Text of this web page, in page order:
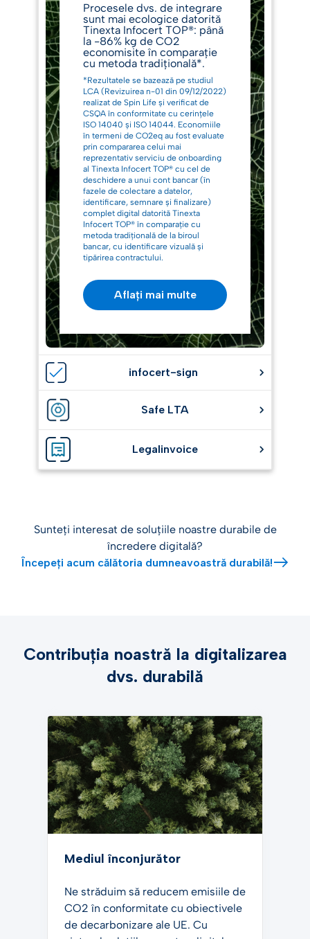
Procesele dvs. de integrare
sunt mai ecologice datorită
Tinexta Infocert TOP®: până
la -86% kg de CO2
economisite în comparație
cu metoda tradițională*.
*Rezultatele se bazează pe studiul
LCA (Revizuirea n-01 din 09/12/2022)
realizat de Spin Life și verificat de
CSQA în conformitate cu cerințele
ISO 14040 și ISO 14044. Economiile
în termeni de CO2eq au fost evaluate
prin compararea celui mai
reprezentativ serviciu de onboarding
al Tinexta Infocert TOP® cu cel de
deschidere a unui cont bancar (în
fazele de colectare a datelor,
identificare, semnare și finalizare)
complet digital datorită Tinexta
Infocert TOP® în comparație cu
metoda tradițională de la biroul
bancar, cu identificare vizuală și
tipărirea contractului.
Aflați mai multe
infocert-sign
Safe LTA
Legalinvoice
Sunteți interesat de soluțiile noastre durabile de
încredere digitală?
Începeți acum călătoria dumneavoastră durabilă!
Contribuția noastră la digitalizarea
dvs. durabilă
Mediul înconjurător
Ne străduim să reducem emisiile de
CO2 în conformitate cu obiectivele
de decarbonizare ale UE. Cu